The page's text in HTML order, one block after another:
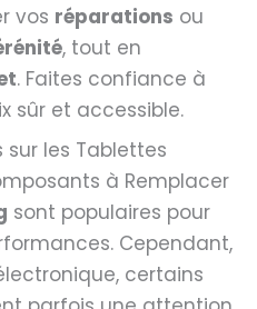
vos réparations ou
, tout en
. Faites confiance à
sûr et accessible.
sur les Tablettes
à Remplacer
sont populaires pour
Cependant,
certains